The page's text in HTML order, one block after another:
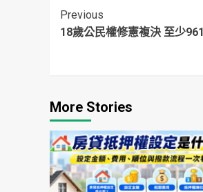
Continue
Reading
Previous
18歲公民權修憲複決 至少
More Stories